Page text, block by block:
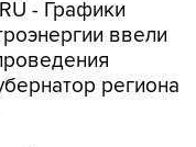
региона
а также